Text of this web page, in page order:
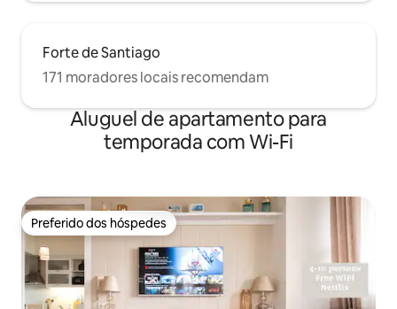
Forte de Santiago
171 moradores locais recomendam
Aluguel de apartamento para
temporada com Wi-Fi
Preferido dos hóspedes
Preferido dos hóspedes